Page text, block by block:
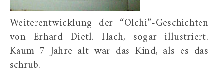
Weiterentwicklung der “Olchi”-Geschichten
von Erhard Dietl. Hach, sogar illustriert.
Kaum 7 Jahre alt war das Kind, als es das
schrub.